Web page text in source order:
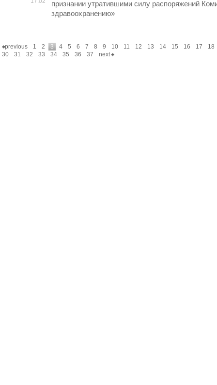
признании утратившими силу распоряжений
здравоохранению»
previous 1 2 3 4 5 6 7 8 9 10 11 12 13 14 15 16 17
18
30
31 32 33 34 35 36 37 next